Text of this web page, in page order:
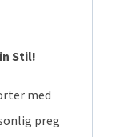
Stil!
med
preg